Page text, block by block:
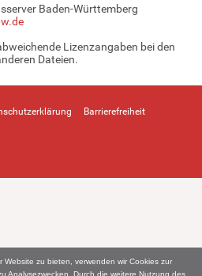
zu bieten, verwenden wir Cookies zur
Analysezwecken. Durch die weitere Nutzung des
Baden-Württemberg
Lizenzangaben bei den
Dateien.
Barrierefreiheit